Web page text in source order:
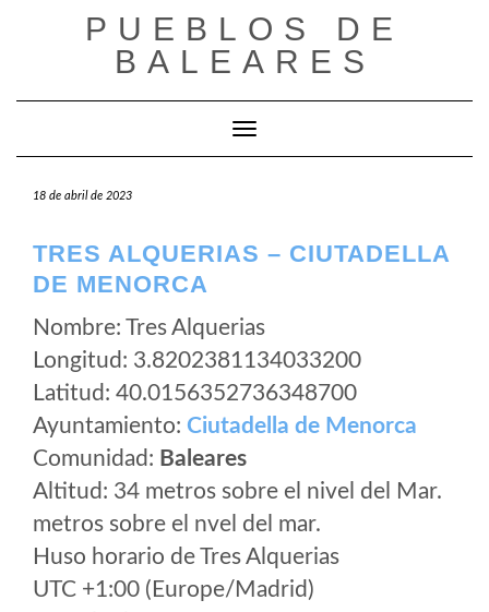
PUEBLOS DE
BALEARES
Cambiar modo de navegación
18 de abril de 2023
TRES ALQUERIAS – CIUTADELLA
DE MENORCA
Nombre: Tres Alquerias
Longitud: 3.8202381134033200
Latitud: 40.0156352736348700
Ayuntamiento: Ciutadella de Menorca
Comunidad: Baleares
Altitud: 34 metros sobre el nivel del Mar.
metros sobre el nvel del mar.
Huso horario de Tres Alquerias
UTC +1:00 (Europe/Madrid)